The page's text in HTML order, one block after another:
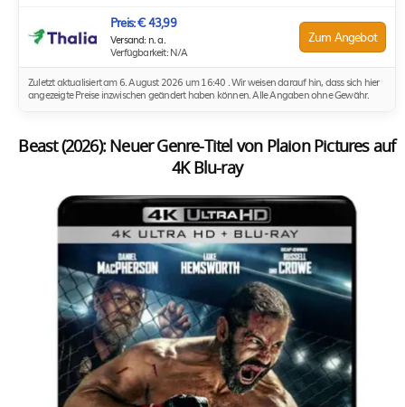
Preis: € 43,99
Versand: n. a.
Verfügbarkeit: N/A
Zum Angebot
Zuletzt aktualisiert am 6. August 2026 um 16:40 . Wir weisen darauf hin, dass sich hier
angezeigte Preise inzwischen geändert haben können. Alle Angaben ohne Gewähr.
Beast (2026): Neuer Genre-Titel von Plaion Pictures auf
4K Blu-ray